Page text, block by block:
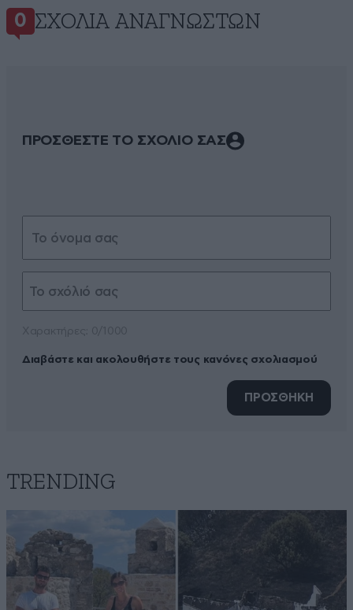
0 ΣΧΌΛΙΑ ΑΝΑΓΝΩΣΤΏΝ
ΠΡΟΣΘΕΣΤΕ ΤΟ ΣΧΟΛΙΟ ΣΑΣ
Διαβάστε και ακολουθήστε τους κανόνες σχολιασμού
ΠΡΟΣΘΗΚΗ
TRENDING